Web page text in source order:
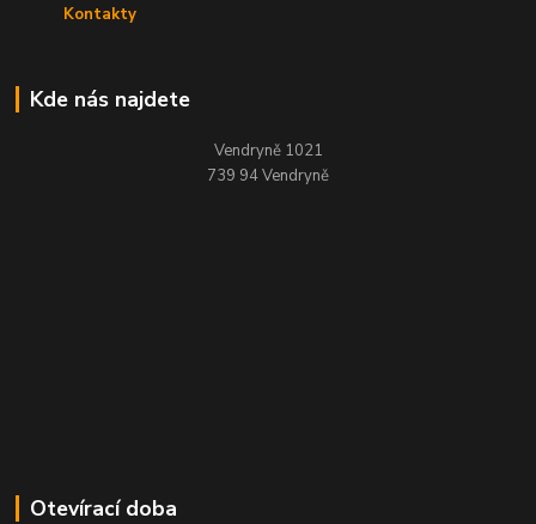
Kontakty
Kde nás najdete
Vendryně 1021
739 94 Vendryně
Otevírací doba